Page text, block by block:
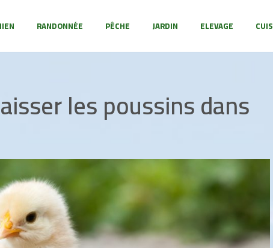
RANDONNÉE PÊCHE JARDIN ELEVAGE
les poussins dans